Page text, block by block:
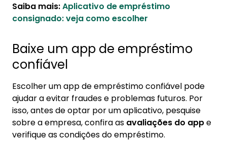
Saiba mais:Aplicativo de empréstimo
consignado: veja como escolher
Baixe um app de empréstimo
confiável
Escolher um app de empréstimo confiável pode
ajudar a evitar fraudes e problemas futuros. Por
isso, antes de optar por um aplicativo, pesquise
sobre a empresa, confira as avaliações do appe
verifique as condições do empréstimo.